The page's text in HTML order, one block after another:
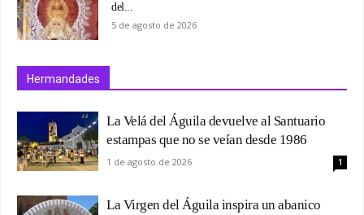
del...
5 de agosto de 2026
Hermandades
La Velá del Águila devuelve al Santuario
estampas que no se veían desde 1986
1 de agosto de 2026 1
La Virgen del Águila inspira un abanico